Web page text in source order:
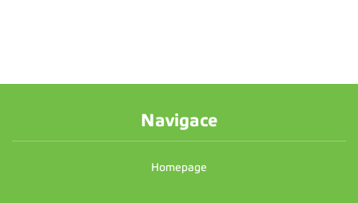
Navigace
Homepage